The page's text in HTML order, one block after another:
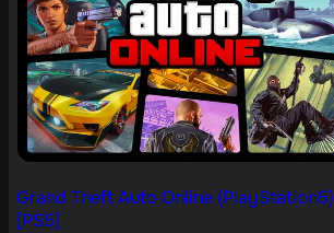
Grand Theft Auto Online (PlayStation5)
[PS5]